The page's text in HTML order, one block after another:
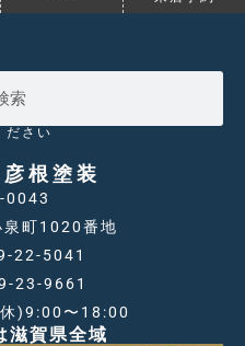
ださい
根塗装
0043
泉町1020番地
22-5041
23-9661
)9:00〜18:00
滋賀県全域